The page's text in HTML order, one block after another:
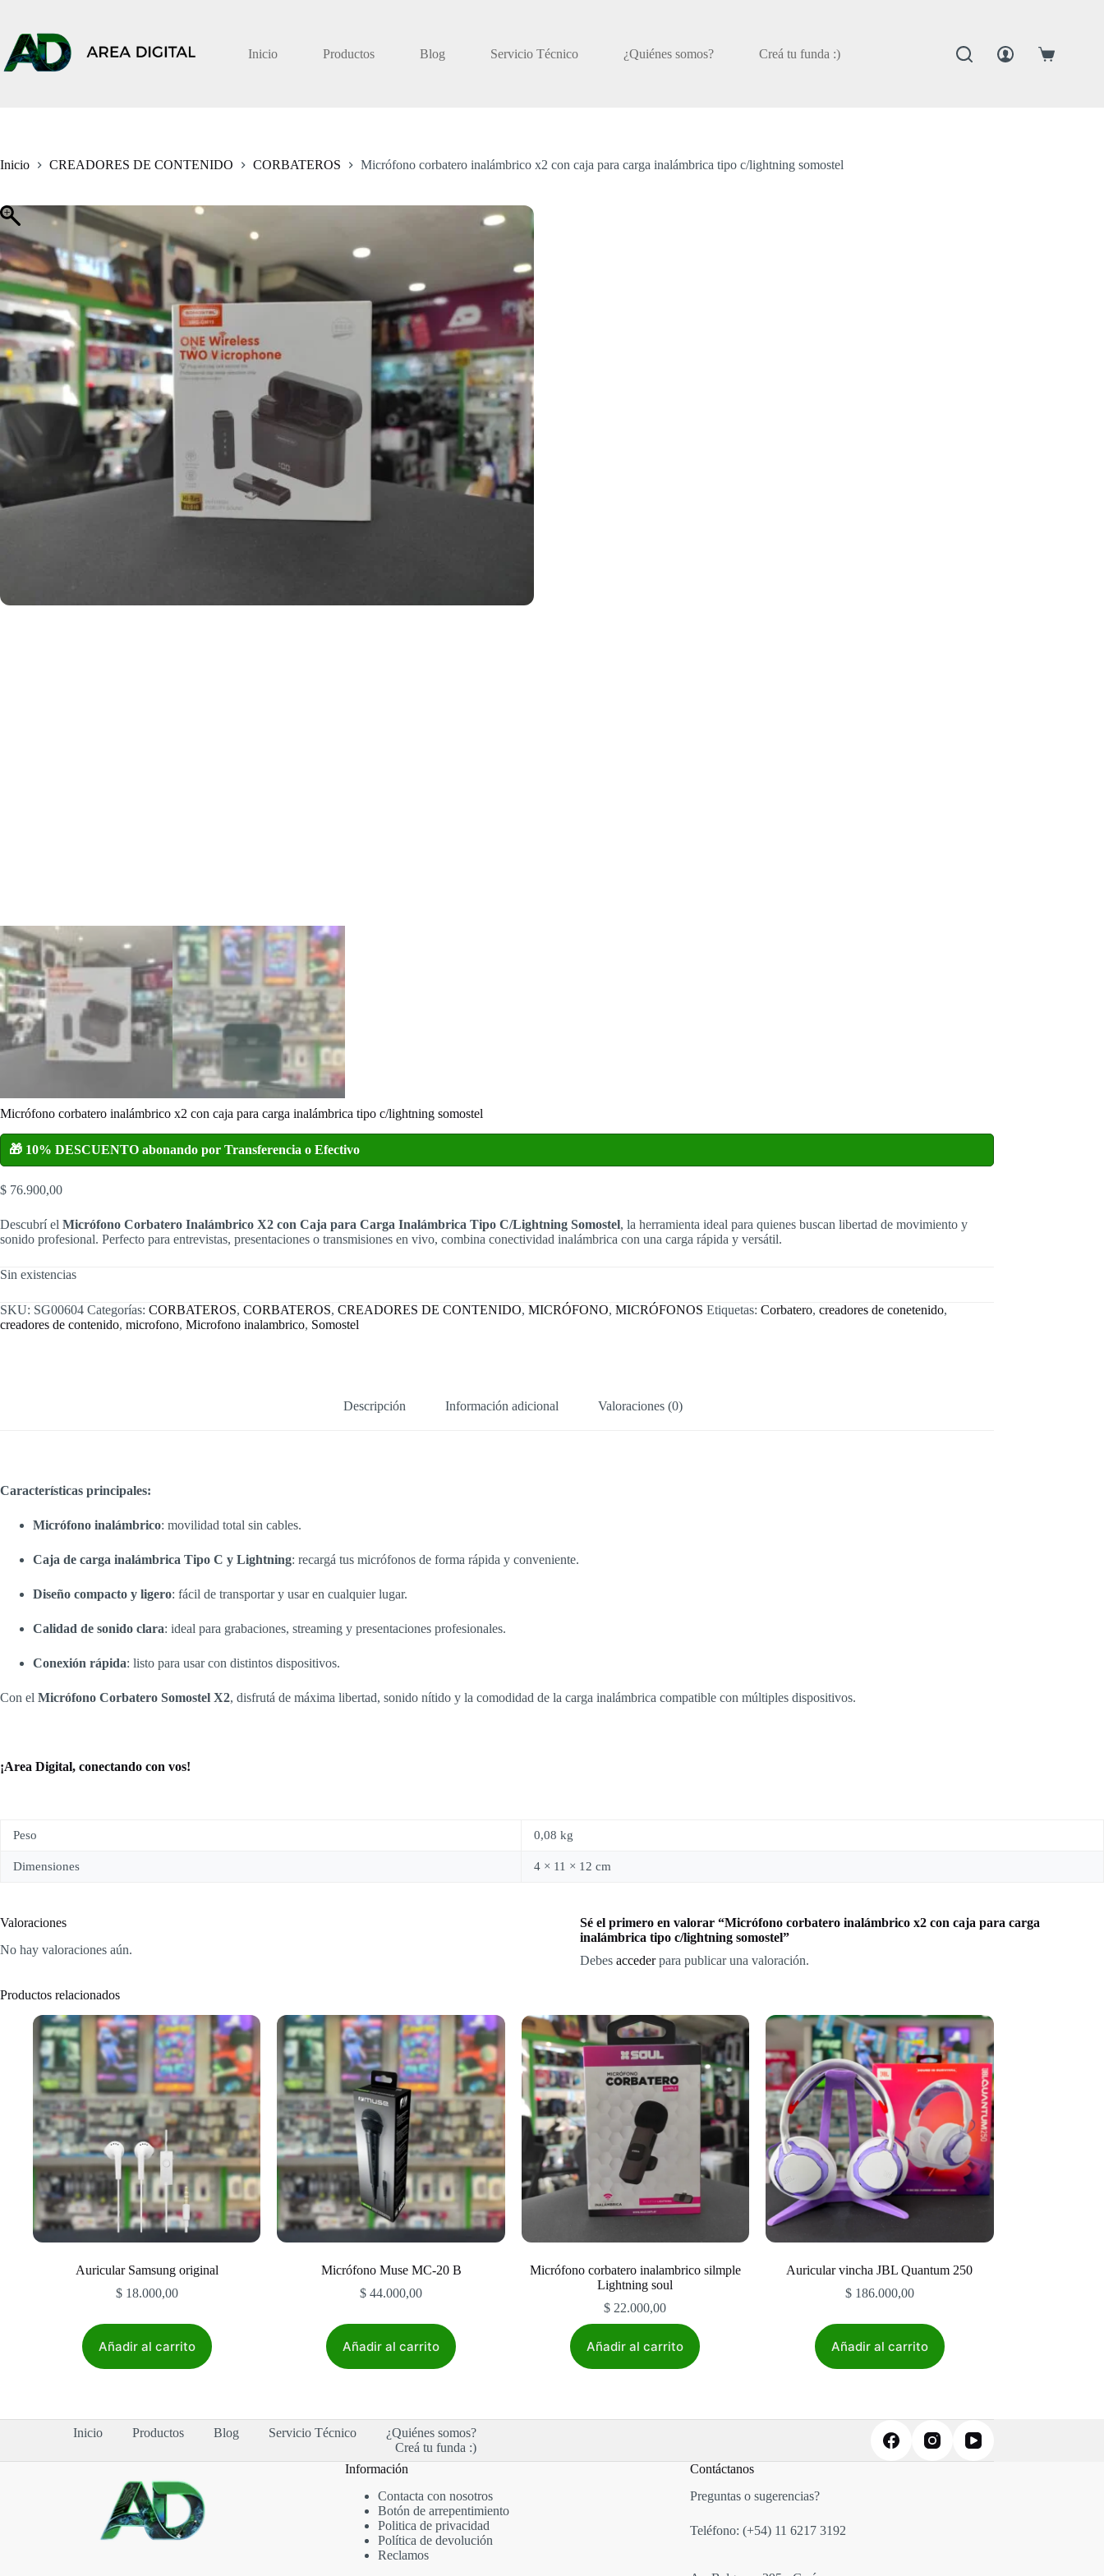
contenido
Inicio
Productos Blog Servicio Técnico ¿Quiénes somos? Creá tu funda :)
Carro
Inicio CREADORES DE CONTENIDO CORBATEROS Micrófono corbatero inalámbrico x2 con caja para carga inalámbrica tipo c/lightning somostel
Micrófono corbatero inalámbrico x2 con caja para carga inalámbrica tipo c/lightning somostel
🎁 10% DESCUENTO abonando por Transferencia o Efectivo
$ 76.900,00
Descubrí el Micrófono Corbatero Inalámbrico X2 con Caja para Carga Inalámbrica Tipo C/Lightning Somostel, la herramienta ideal para quienes buscan libertad de movimiento y
sonido profesional. Perfecto para entrevistas, presentaciones o transmisiones en vivo, combina conectividad inalámbrica con una carga rápida y versátil.
Sin existencias
SKU: SG00604 Categorías: CORBATEROS, CORBATEROS, CREADORES DE CONTENIDO, MICRÓFONO, MICRÓFONOS Etiquetas: Corbatero, creadores de conetenido,
creadores de contenido, microfono, Microfono inalambrico, Somostel
Descripción Información adicional Valoraciones (0)
Características principales:
Micrófono inalámbrico: movilidad total sin cables.
Caja de carga inalámbrica Tipo C y Lightning: recargá tus micrófonos de forma rápida y conveniente.
Diseño compacto y ligero: fácil de transportar y usar en cualquier lugar.
Calidad de sonido clara: ideal para grabaciones, streaming y presentaciones profesionales.
Conexión rápida: listo para usar con distintos dispositivos.
Con el Micrófono Corbatero Somostel X2, disfrutá de máxima libertad, sonido nítido y la comodidad de la carga inalámbrica compatible con múltiples dispositivos.
¡Area Digital, conectando con vos!
Peso 0,08 kg
Dimensiones 4 × 11 × 12 cm
Valoraciones
No hay valoraciones aún.
Sé el primero en valorar “Micrófono corbatero inalámbrico x2 con caja para carga
inalámbrica tipo c/lightning somostel”
Debes accederpara publicar una valoración.
Productos relacionados
Auricular Samsung original
$18.000,00
Añadir al carrito
Micrófono Muse MC-20 B
$ 44.000,00
Añadir al carrito
Micrófono corbatero inalambrico silmple
Lightning soul
$ 22.000,00
Añadir al carrito
Auricular vincha JBL Quantum 250
$186.000,00
Añadir al carrito
Inicio Productos Blog Servicio Técnico
¿Quiénes somos?
Creá tu funda :)
Información
Contacta con nosotros
Botón de arrepentimiento
Politica de privacidad
Política de devolución
Reclamos
Contáctanos
Preguntas o sugerencias?
Teléfono: (+54) 11 6217 3192